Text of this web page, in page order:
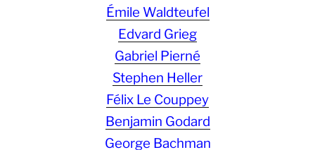
Émile Waldteufel
Edvard Grieg
Gabriel Pierné
Stephen Heller
Félix Le Couppey
Benjamin Godard
George Bachman